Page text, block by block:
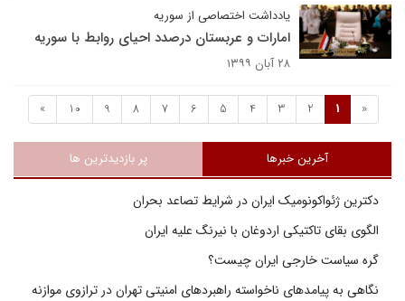
یادداشت اختصاصی از سوریه
امارات و عربستان درصدد احیای روابط با سوریه
۲۸ آبان ۱۳۹۹
«
1
2
3
4
5
6
7
8
9
10
»
آخرین خبرها پر بازدیدترین ها
دکترین ژئواکونومیک ایران در شرایط تصاعد بحران
الگوی بقای تاکتیکی اردوغان با نیرنگ علیه ایران
گره سیاست خارجی ایران چیست؟
نگاهی به پیامدهای ناخواسته راهبردهای امنیتی تهران در ترازوی موازنه